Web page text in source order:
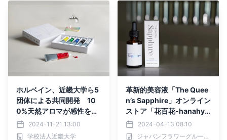
ホルベイン、近畿大学ら5
団体による共同開発 10
0%天然アロマが感性を刺
激する「香るアクリル絵
具」新発売 2024年12月
2024-11-21 13:00
学校法人近畿大学
革新的美容液「The Quee
n’s Sapphire」オンライン
ストア「花百花-hanahya
kka-」で発売開始
2024-04-13 08:10
ジャパンフラワーグループ株式会社